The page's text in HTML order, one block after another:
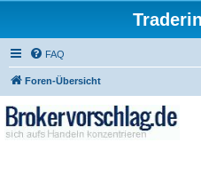
FAQ
Foren-Übersicht